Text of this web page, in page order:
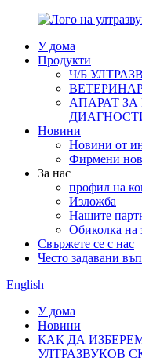
У дома
Продукти
Ч/Б
АПАРАТ
Новини
Новини от
Фирмени
За нас
профил на
Изложба
Нашите
Обиколка на
Свържете се с нас
Често задавани
English
У дома
Новини
КАК ДА
УЛТРАЗВУКОВ